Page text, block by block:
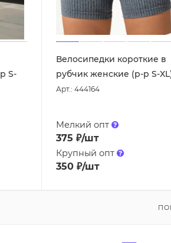
S-
Велосипедки короткие в
рубчик женские (р-р S-
Арт.: 444164
Мелкий опт
375 ₽/шт
Крупный опт
350 ₽/шт